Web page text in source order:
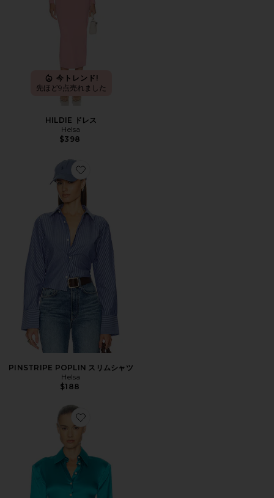
今トレンド!
先ほど9点売れました
HILDIE ドレス
Helsa
$398
Favorite PINSTRIPE POPLIN スリムシャツ
PINSTRIPE POPLIN スリムシャツ
Helsa
$188
Favorite THE SILK CHARMUESE シャツ